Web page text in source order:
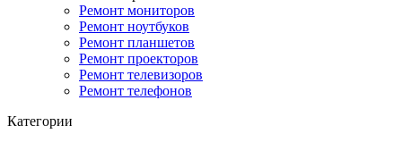
Ремонт мониторов
Ремонт ноутбуков
Ремонт планшетов
Ремонт проекторов
Ремонт телевизоров
Ремонт телефонов
Категории